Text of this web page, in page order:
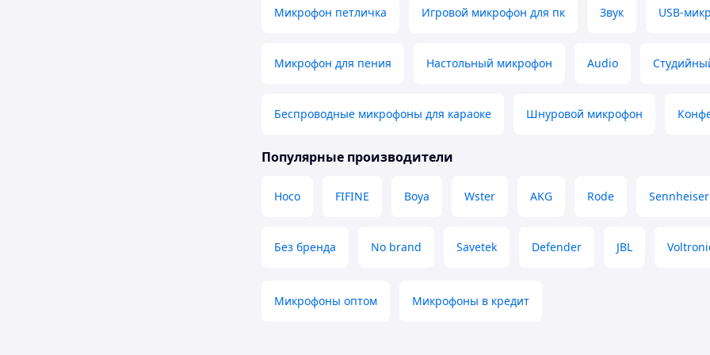
Микрофон петличка Игровой микрофон для пк Звук USB-
Микрофон для пения Настольный микрофон Audio
Беспроводные микрофоны для караоке Шнуровой микрофон
Популярные производители
Hoco FIFINE Boya Wster AKG Rode Sennheiser
Без бренда No brand Savetek Defender JBL
Микрофоны оптом Микрофоны в кредит